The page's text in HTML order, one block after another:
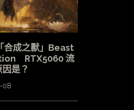
合成之獸」Beast
RTX5060 流
是？
08